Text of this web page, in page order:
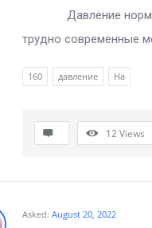
Давление
трудно современные
160 давление На
12Views
Asked: August 20, 2022